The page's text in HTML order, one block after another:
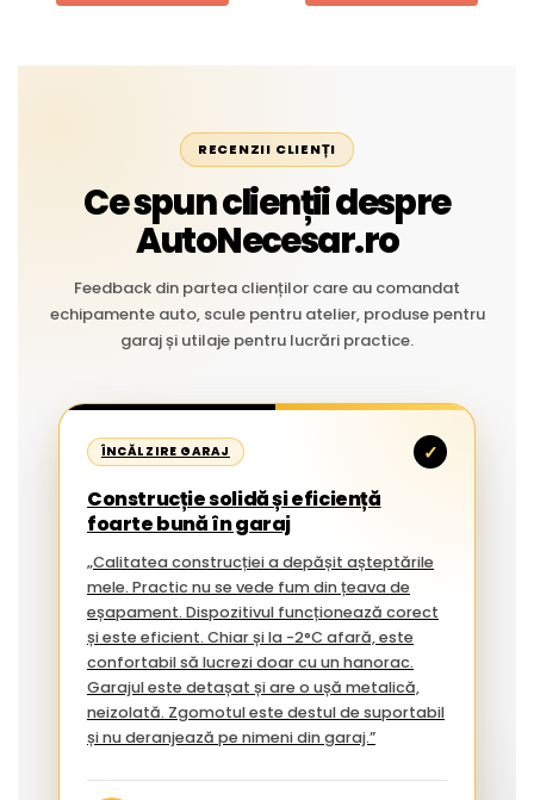
RECENZII CLIENȚI
Ce spun clienții despre
AutoNecesar.ro
Feedback din partea clienților care au comandat
echipamente auto, scule pentru atelier, produse pentru
garaj și utilaje pentru lucrări practice.
ÎNCĂLZIRE GARAJ ✓
Construcție solidă și eficiență
foarte bună în garaj
„Calitatea construcției a depășit așteptările
mele. Practic nu se vede fum din țeava de
eșapament. Dispozitivul funcționează corect
și este eficient. Chiar și la -2°C afară, este
confortabil să lucrezi doar cu un hanorac.
Garajul este detașat și are o ușă metalică,
neizolată. Zgomotul este destul de suportabil
și nu deranjează pe nimeni din garaj.”